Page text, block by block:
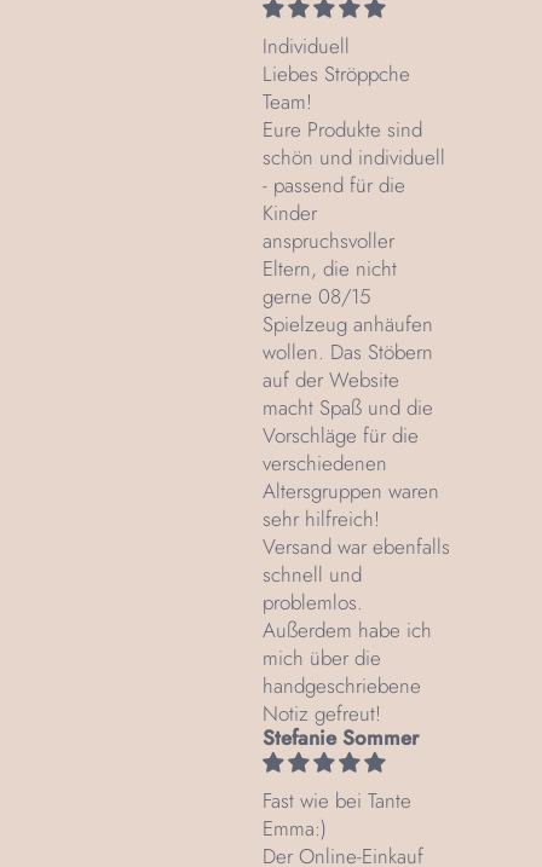
Individuell
Liebes Ströppche
Team!
Eure Produkte sind
schön und individuell
- passend für die
Kinder
anspruchsvoller
Eltern, die nicht
gerne 08/15
Spielzeug anhäufen
wollen. Das Stöbern
auf der Website
macht Spaß und die
Vorschläge für die
verschiedenen
Altersgruppen waren
sehr hilfreich!
Versand war ebenfalls
schnell und
problemlos.
Außerdem habe ich
mich über die
handgeschriebene
Notiz gefreut!
Stefanie Sommer
Fast wie bei Tante
Emma:)
Der Online-Einkauf